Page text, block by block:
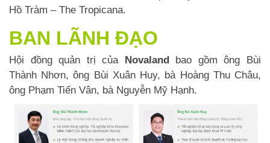
Hồ Tràm – The Tropicana.
BAN LÃNH ĐẠO
Hội đồng quản trị củaNovaland
bao gồm ông Bùi
Thành Nhơn, ông Bùi Xuân Huy, bà Hoàng Thu Châu,
ông Phạm Tiến Vân, bà Nguyễn Mỹ Hạnh.